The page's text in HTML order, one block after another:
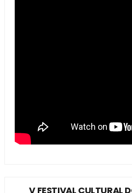
V FESTIVAL CULTURAL